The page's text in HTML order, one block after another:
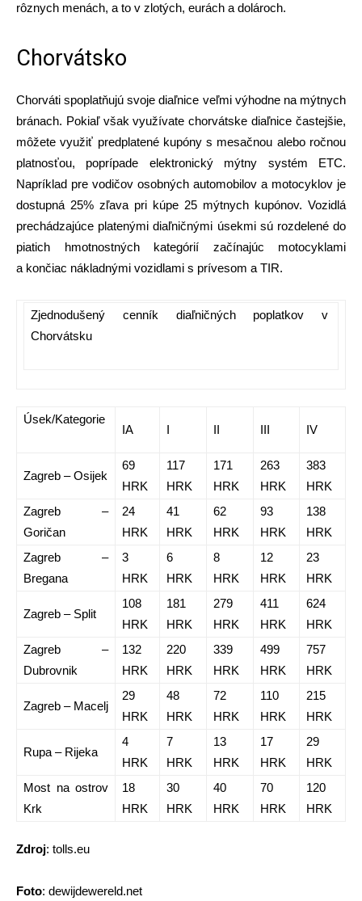
rôznych menách, a to v zlotých, eurách a dolároch.
Chorvátsko
Chorváti spoplatňujú svoje diaľnice veľmi výhodne na mýtnych
bránach. Pokiaľ však využívate chorvátske diaľnice častejšie,
môžete využiť predplatené kupóny s mesačnou alebo ročnou
platnosťou, poprípade elektronický mýtny systém ETC.
Napríklad pre vodičov osobných automobilov a motocyklov je
dostupná 25% zľava pri kúpe 25 mýtnych kupónov. Vozidlá
prechádzajúce platenými diaľničnými úsekmi sú rozdelené do
piatich hmotnostných kategórií začínajúc motocyklami
a končiac nákladnými vozidlami s prívesom a TIR.
Zjednodušený cenník diaľničných poplatkov v
Chorvátsku
Úsek/Kategorie
IA I II III IV
Zagreb – Osijek
69
HRK
117
HRK
171
HRK
263
HRK
383
HRK
Zagreb –
Goričan
24
HRK
41
HRK
62
HRK
93
HRK
138
HRK
Zagreb –
Bregana
3
HRK
6
HRK
8
HRK
12
HRK
23
HRK
Zagreb – Split
108
HRK
181
HRK
279
HRK
411
HRK
624
HRK
Zagreb –
Dubrovnik
132
HRK
220
HRK
339
HRK
499
HRK
757
HRK
Zagreb – Macelj
29
HRK
48
HRK
72
HRK
110
HRK
215
HRK
Rupa – Rijeka
4
HRK
7
HRK
13
HRK
17
HRK
29
HRK
Most na ostrov
Krk
18
HRK
30
HRK
40
HRK
70
HRK
120
HRK
Zdroj: tolls.eu
Foto: dewijdewereld.net